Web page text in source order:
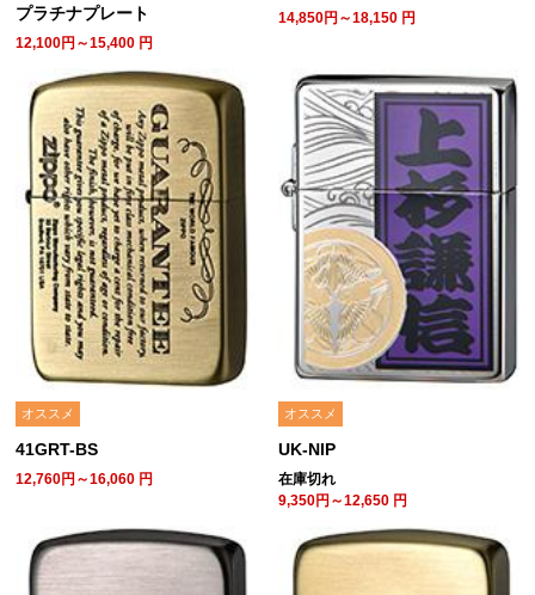
プラチナプレート
12,100円～15,400 円
14,850円～18,150 円
オススメ
41GRT-BS
12,760円～16,060 円
オススメ
UK-NIP
在庫切れ
9,350円～12,650 円